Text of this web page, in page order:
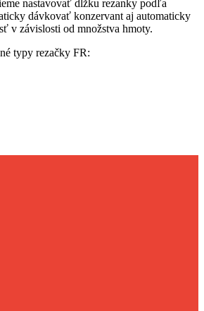
nastavovať dĺžku rezanky podľa
dávkovať konzervant aj automaticky
v závislosti od množstva hmoty.
typy rezačky FR: